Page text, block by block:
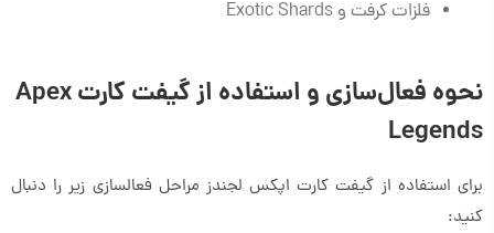
فلزات کرفت و Exotic Shards
نحوه فعال‌سازی و استفاده از گیفت کارت Apex
Legends
برای استفاده از گيفت کارت اپکس لجندز مراحل فعالسازی زیر را دنبال
کنید: